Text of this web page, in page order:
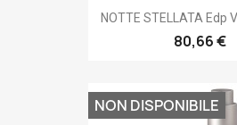
NOTTE STELLATA Edp
80,66 €
NON DISPONIBILE